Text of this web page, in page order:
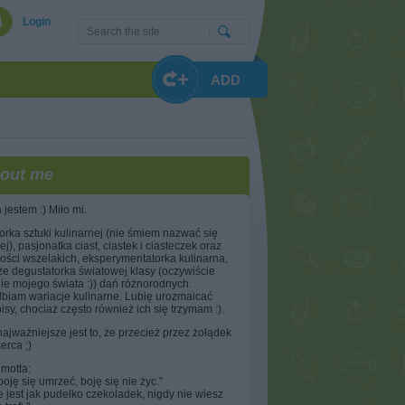
Login
ADD
me
jestem :) Miło mi.
sztuki kulinarnej (nie śmiem nazwać się
pasjonatka ciast, ciastek i ciasteczek oraz
wszelakich, eksperymentatorka kulinarna,
degustatorka światowej klasy (oczywiście
mojego świata :)) dań różnorodnych.
wariacje kulinarne. Lubię urozmaicać
chociaż często również ich się trzymam :).
jest to, że przecież przez żołądek
;)
się umrzeć, boję się nie życ."
jest jak pudełko czekoladek, nigdy nie wiesz